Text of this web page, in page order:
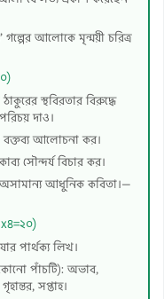
গল্পের আলোকে মৃন্ময়ী চরিত্র
স্থবিরতার বিরুদ্ধে
দাও।
আলোচনা কর।
সৌন্দর্য বিচার কর।
আধুনিক কবিতা।—
পার্থক্য লিখ।
পাঁচটি): অভাব,
সপ্তাহ।